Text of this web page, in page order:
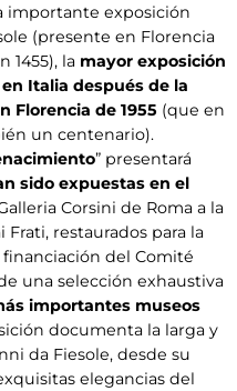
importante exposición
(presente en Florencia
1455), la mayor exposición
Italia después de la
Florencia de 1955 (que en
un centenario).
” presentará
sido expuestas en el
Corsini de Roma a la
restaurados para la
del Comité
una selección exhaustiva
importantes museos
documenta la larga y
da Fiesole, desde su
elegancias del